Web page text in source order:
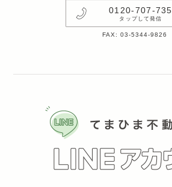
0120-707-735
タップして発信
FAX: 03-5344-9826